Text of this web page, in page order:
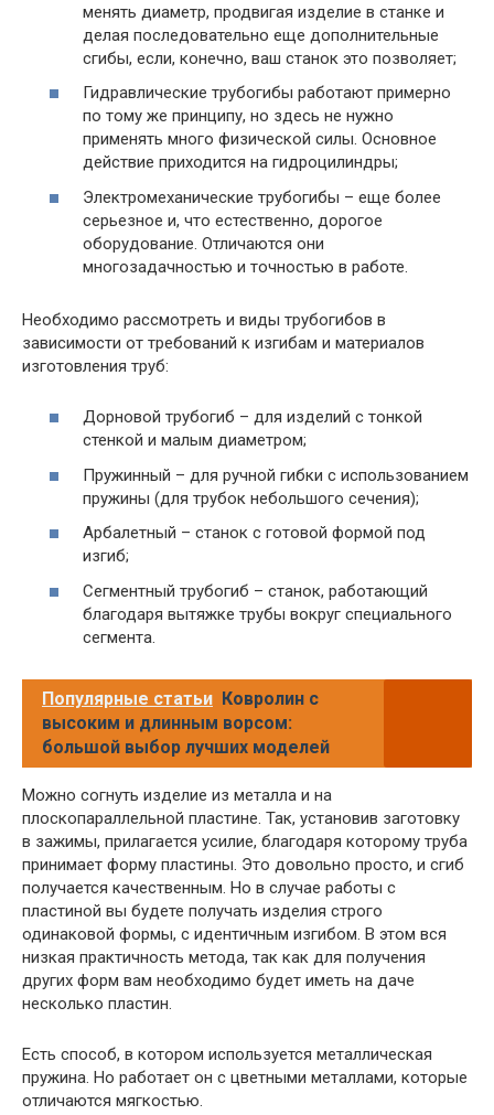
менять диаметр, продвигая изделие в станке и
делая последовательно еще дополнительные
сгибы, если, конечно, ваш станок это позволяет;
Гидравлические трубогибы работают примерно
по тому же принципу, но здесь не нужно
применять много физической силы. Основное
действие приходится на гидроцилиндры;
Электромеханические трубогибы – еще более
серьезное и, что естественно, дорогое
оборудование. Отличаются они
многозадачностью и точностью в работе.
Необходимо рассмотреть и виды трубогибов в
зависимости от требований к изгибам и материалов
изготовления труб:
Дорновой трубогиб – для изделий с тонкой
стенкой и малым диаметром;
Пружинный – для ручной гибки с использованием
пружины (для трубок небольшого сечения);
Арбалетный – станок с готовой формой под
изгиб;
Сегментный трубогиб – станок, работающий
благодаря вытяжке трубы вокруг специального
сегмента.
Популярные статьи Ковролин с
высоким и длинным ворсом:
большой выбор лучших моделей
Можно согнуть изделие из металла и на
плоскопараллельной пластине. Так, установив заготовку
в зажимы, прилагается усилие, благодаря которому труба
принимает форму пластины. Это довольно просто, и сгиб
получается качественным. Но в случае работы с
пластиной вы будете получать изделия строго
одинаковой формы, с идентичным изгибом. В этом вся
низкая практичность метода, так как для получения
других форм вам необходимо будет иметь на даче
несколько пластин.
Есть способ, в котором используется металлическая
пружина. Но работает он с цветными металлами, которые
отличаются мягкостью.